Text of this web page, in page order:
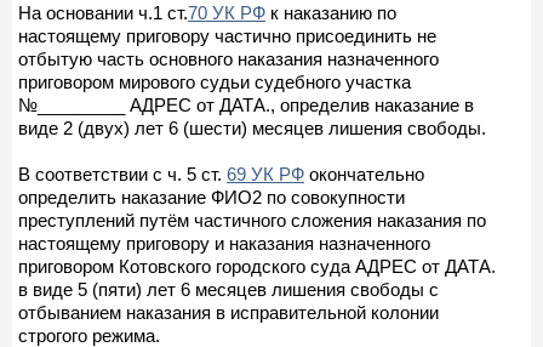
На основании ч.1 ст.70 УК РФ к наказанию по
настоящему приговору частично присоединить не
отбытую часть основного наказания назначенного
приговором мирового судьи судебного участка
№_________ АДРЕС от ДАТА., определив наказание в
виде 2 (двух) лет 6 (шести) месяцев лишения свободы.
В соответствии с ч. 5 ст. 69 УК РФ окончательно
определить наказание ФИО2 по совокупности
преступлений путём частичного сложения наказания по
настоящему приговору и наказания назначенного
приговором Котовского городского суда АДРЕС от ДАТА.
в виде 5 (пяти) лет 6 месяцев лишения свободы с
отбыванием наказания в исправительной колонии
строгого режима.